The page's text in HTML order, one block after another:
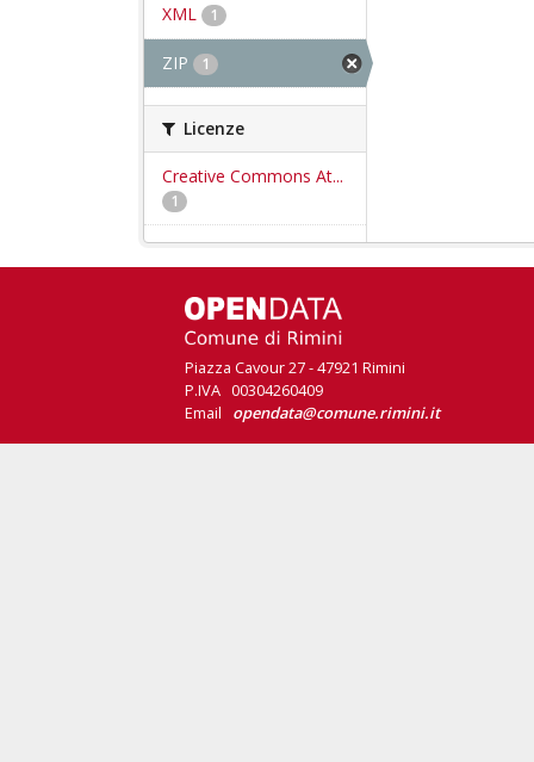
XML 1
ZIP 1
Licenze
Creative Commons At...
1
Piazza Cavour 27 - 47921 Rimini
P.IVA 00304260409
Email opendata@comune.rimini.it